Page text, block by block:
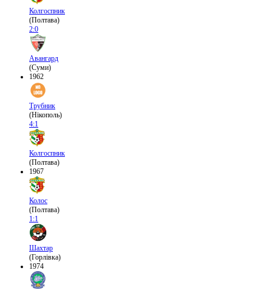
Колгоспник
(Полтава)
2:0
Авангард
(Суми)
1962
Трубник
(Нікополь)
4:1
Колгоспник
(Полтава)
1967
Колос
(Полтава)
1:1
Шахтар
(Горлівка)
1974